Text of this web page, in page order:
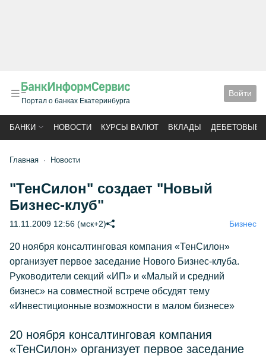
Портал о банках Екатеринбурга
Войти
БАНКИ НОВОСТИ КУРСЫ ВАЛЮТ ВКЛАДЫ ДЕБЕТОВЫЕ
Главная Новости
"ТенСилон" создает "Новый
Бизнес-клуб"
11.11.2009 12:56 (мск+2) Бизнес
20 ноября консалтинговая компания «ТенСилон»
организует первое заседание Нового Бизнес-клуба.
Руководители секций «ИП» и «Малый и средний
бизнес» на совместной встрече обсудят тему
«Инвестиционные возможности в малом бизнесе»
20 ноября консалтинговая компания
«ТенСилон» организует первое заседание